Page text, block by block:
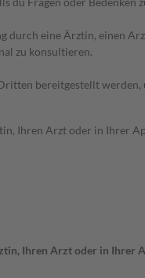
eine Ärztin, einen
zu konsultieren.
bereitgestellt
Ihren Arzt oder in Ihrer
Ihren Arzt oder in Ihrer